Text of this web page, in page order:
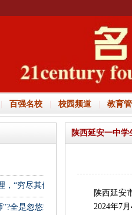
百强名校 校园频道 教育
，“穷尽其他送达方式后仍无法送
全是忽悠!
陕西延安一中
陕西延安市
2024年7月4